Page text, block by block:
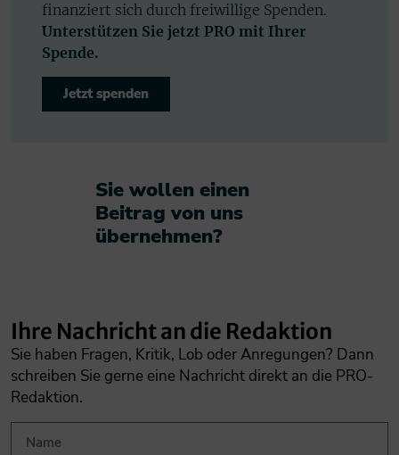
finanziert sich durch freiwillige Spenden.
Unterstützen Sie jetzt PRO mit Ihrer
Spende.
Jetzt spenden
Sie wollen einen
Beitrag von uns
übernehmen?​
Ihre Nachricht an die Redaktion
Sie haben Fragen, Kritik, Lob oder Anregungen? Dann
schreiben Sie gerne eine Nachricht direkt an die PRO-
Redaktion.